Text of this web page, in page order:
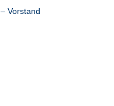
Vorstand